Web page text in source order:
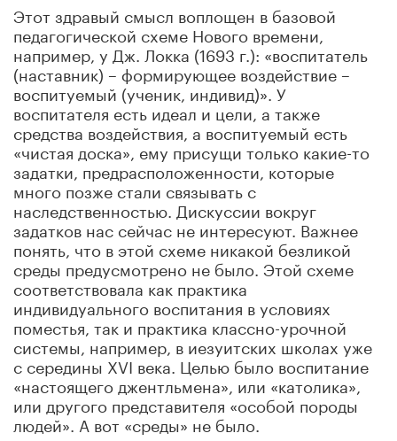
Этот здравый смысл воплощен в базовой
педагогической схеме Нового времени,
например, у Дж. Локка (1693 г.): «воспитатель
(наставник) – формирующее воздействие –
воспитуемый (ученик, индивид)». У
воспитателя есть идеал и цели, а также
средства воздействия, а воспитуемый есть
«чистая доска», ему присущи только какие-то
задатки, предрасположенности, которые
много позже стали связывать с
наследственностью. Дискуссии вокруг
задатков нас сейчас не интересуют. Важнее
понять, что в этой схеме никакой безликой
среды предусмотрено не было. Этой схеме
соответствовала как практика
индивидуального воспитания в условиях
поместья, так и практика классно-урочной
системы, например, в иезуитских школах уже
с середины XVI века. Целью было воспитание
«настоящего джентльмена», или «католика»,
или другого представителя «особой породы
людей». А вот «среды» не было.